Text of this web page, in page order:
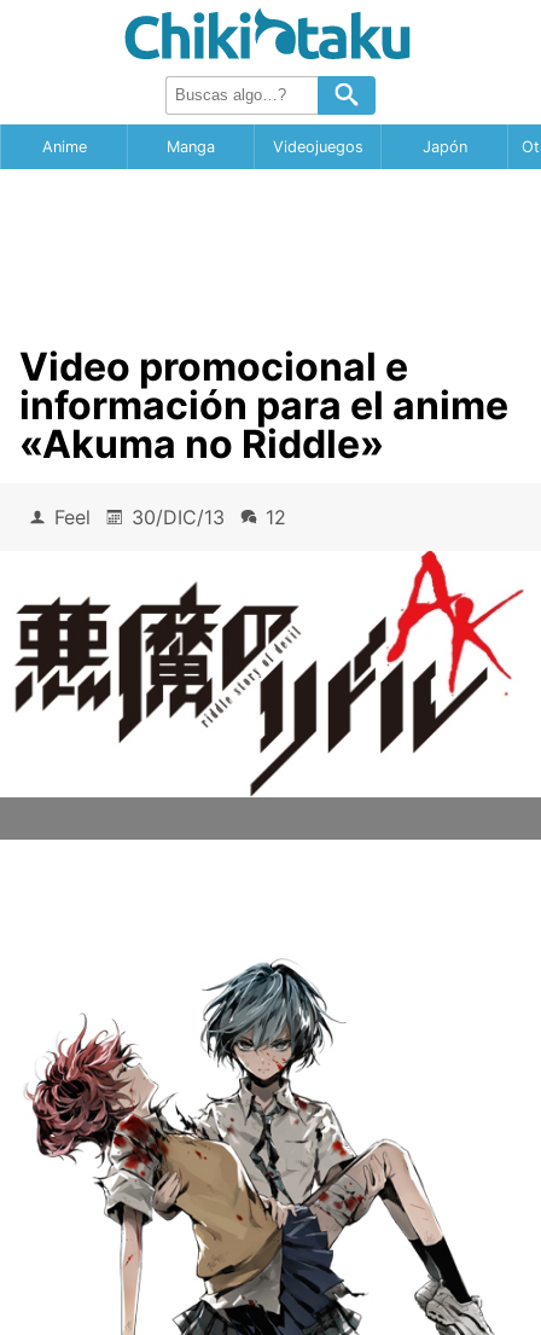
Anime Manga Videojuegos Japón
Video promocional e
información para el anime
«Akuma no Riddle»
Feel 30/DIC/13 12